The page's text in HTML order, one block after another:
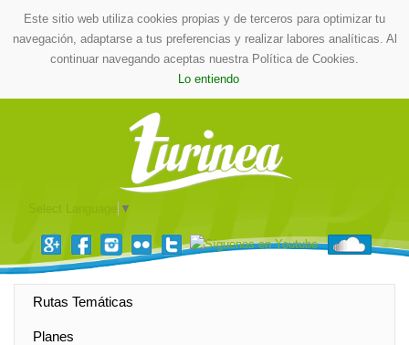
Este sitio web utiliza cookies propias y de terceros para optimizar tu
navegación, adaptarse a tus preferencias y realizar labores analíticas. Al
continuar navegando aceptas nuestra Política de Cookies.
Lo entiendo
▼
Rutas Temáticas
Planes